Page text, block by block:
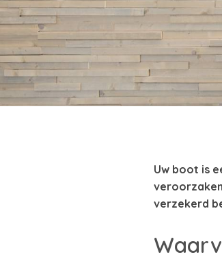
Uw boot is
verzekerd